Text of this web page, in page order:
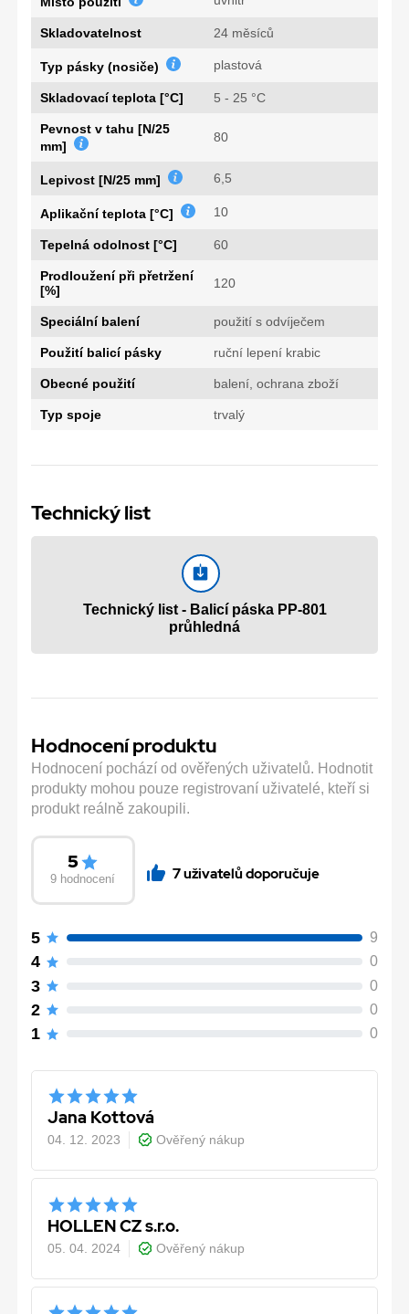
Skladovatelnost 24 měsíců
Typ pásky (nosiče) plastová
Skladovací teplota [°C] 5 - 25 °C
Pevnost v tahu [N/25
mm]
80
Lepivost [N/25 mm] 6,5
Aplikační teplota [°C] 10
Tepelná odolnost [°C] 60
Prodloužení při přetržení
[%]
120
Speciální balení použití s odvíječem
Použití balicí pásky ruční lepení krabic
Obecné použití balení, ochrana zboží
Typ spoje trvalý
Technický list
Technický list - Balicí páska PP-801
průhledná
Hodnocení produktu
Hodnocení pochází od ověřených uživatelů. Hodnotit
produkty mohou pouze registrovaní uživatelé, kteří si
produkt reálně zakoupili.
5
9 hodnocení 7 uživatelů doporučuje
5 9
4 0
3 0
2 0
1 0
Jana Kottová
04. 12. 2023 Ověřený nákup
HOLLEN CZ s.r.o.
05. 04. 2024 Ověřený nákup